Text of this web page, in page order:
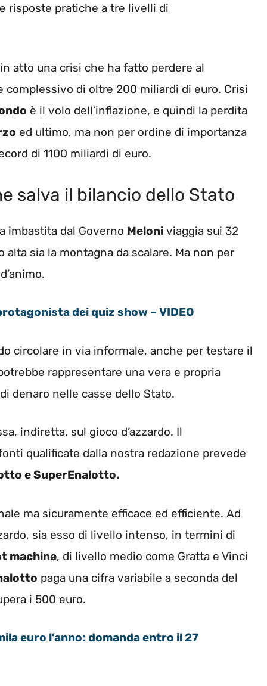
risposte pratiche a tre livelli di
atto una crisi che ha fatto perdere al
di oltre 200 miliardi di euro. Crisi
è il volo dell’inflazione, e quindi la perdita
ed ultimo, ma non per ordine di importanza
di 1100 miliardi di euro.
salva il bilancio dello Stato
imbastita dal Governo Meloni viaggia sui 32
sia la montagna da scalare. Ma non per
dei quiz show – VIDEO
circolare in via informale, anche per testare il
rappresentare una vera e propria
denaro nelle casse dello Stato.
indiretta, sul gioco d’azzardo. Il
qualificate dalla nostra redazione prevede
e SuperEnalotto.
ma sicuramente efficace ed efficiente. Ad
sia esso di livello intenso, in termini di
machine, di livello medio come Gratta e Vinci
paga una cifra variabile a seconda del
i 500 euro.
euro l’anno: domanda entro il 27